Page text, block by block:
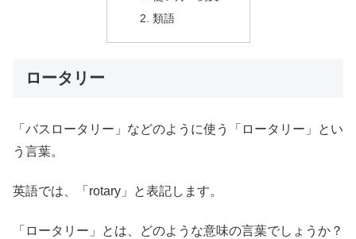
類語
ロータリー
「バスロータリー」などのように使う「ロータリー」とい
う言葉。
英語では、「rotary」と表記します。
「ロータリー」とは、どのような意味の言葉でしょうか？